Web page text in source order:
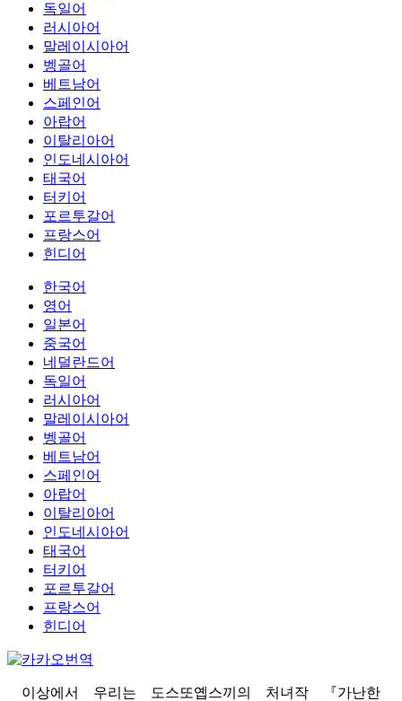
독일어
러시아어
말레이시아어
벵골어
베트남어
스페인어
아랍어
이탈리아어
인도네시아어
태국어
터키어
포르투갈어
프랑스어
힌디어
한국어
영어
일본어
중국어
네덜란드어
독일어
러시아어
말레이시아어
벵골어
베트남어
스페인어
아랍어
이탈리아어
인도네시아어
태국어
터키어
포르투갈어
프랑스어
힌디어
이상에서 우리는 도스또옙스끼의 처녀작 『가난한